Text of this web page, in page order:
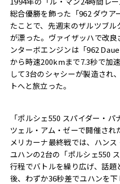
総合優勝を飾った「962 ダウア
たことで、先週末のザルツブ
が漂った。ヴァイザッハで改良
ンターボエンジンは「962
から時速200kmまで7.3秒で加
して3台のシャシーが製造され
トへと旅立った。
「ポルシェ550 スパイダー・
ツェル・アム・ゼーで開催さ
メリカーナ最終戦では、ハン
ユハンの2台の「ポルシェ550
行程でバトルを繰り広げ、話
後、わずか36秒差でユハンを